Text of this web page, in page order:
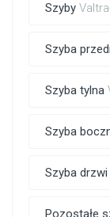
Szyby
Szyba
Szyba tylna
Szyba
Szyba drzwi
Pozostałe